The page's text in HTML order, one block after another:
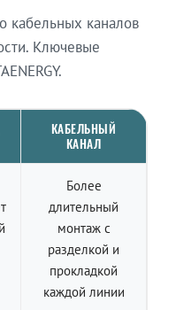
кабельных каналов
Ключевые
КАБЕЛЬНЫЙ
КАНАЛ
Более
длительный
монтаж с
разделкой и
прокладкой
каждой линии